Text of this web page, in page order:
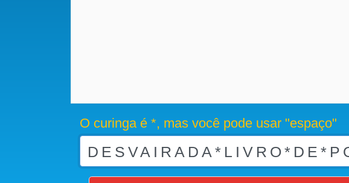
O curinga é *, mas você pode usar "espaço"